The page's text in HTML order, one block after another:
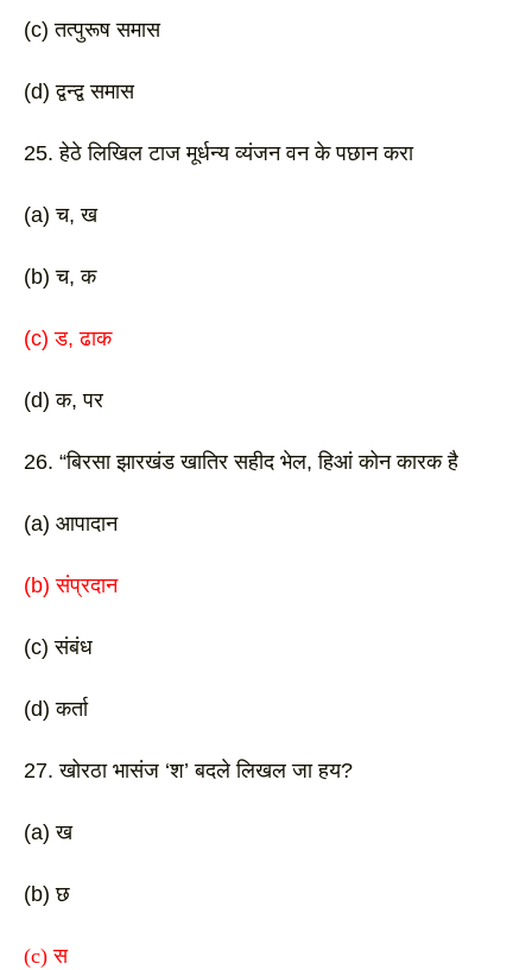
(c) तत्पुरूष समास
(d) द्वन्द्व समास
25. हेठे लिखिल टाज मूर्धन्य व्यंजन वन के पछान करा
(a) च, ख
(b) च, क
(c) ड, ढाक
(d) क, पर
26. “बिरसा झारखंड खातिर सहीद भेल, हिआं कोन कारक है
(a) आपादान
(b) संप्रदान
(c) संबंध
(d) कर्ता
27. खोरठा भासंज ‘श’ बदले लिखल जा हय?
(a) ख
(b) छ
(c) स